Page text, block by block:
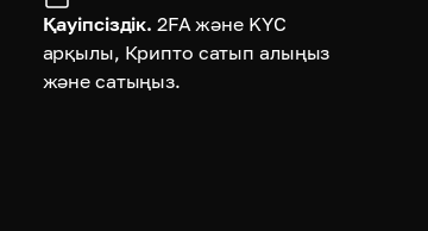
Қауіпсіздік. 2FA және KYC
арқылы, Крипто сатып алыңыз
және сатыңыз.